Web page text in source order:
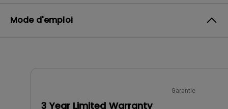
Mode d'emploi
Garantie
3 Year Limited Warranty